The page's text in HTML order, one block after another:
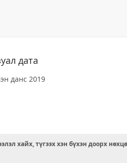
дата
данс 2019
хайх, түгээх хэн бүхэн доорх